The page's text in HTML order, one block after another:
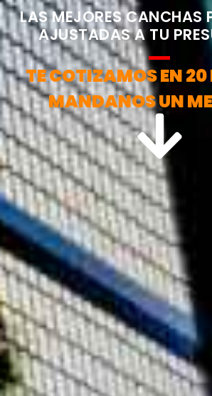
LAS MEJORES CANCHAS
AJUSTADAS A TU
TE COTIZAMOS EN
MANDANOS UN